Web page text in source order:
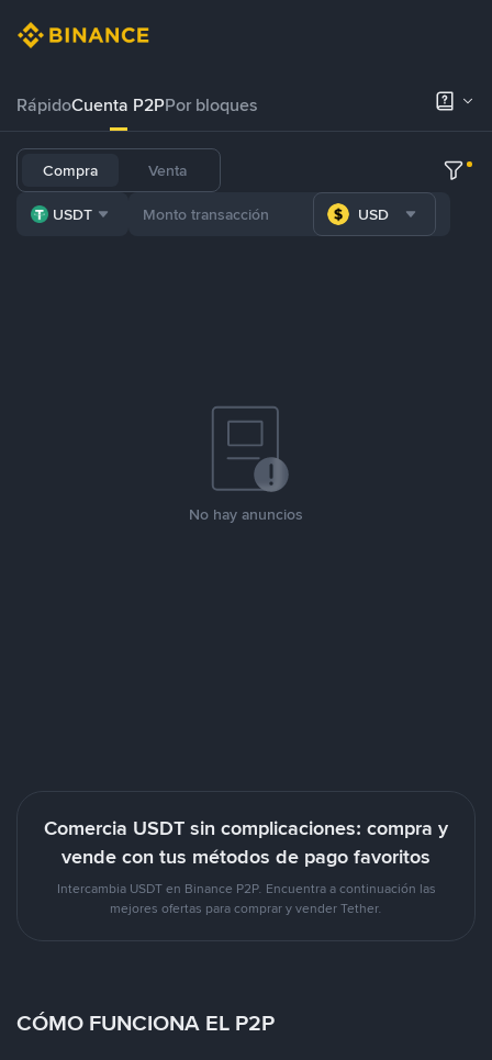
RápidoCuenta P2PPor bloques
Compra Venta
USDT USD
No hay anuncios
Comercia USDT sin complicaciones: compra y
vende con tus métodos de pago favoritos
Intercambia USDT en Binance P2P. Encuentra a continuación las
mejores ofertas para comprar y vender Tether.
CÓMO FUNCIONA EL P2P